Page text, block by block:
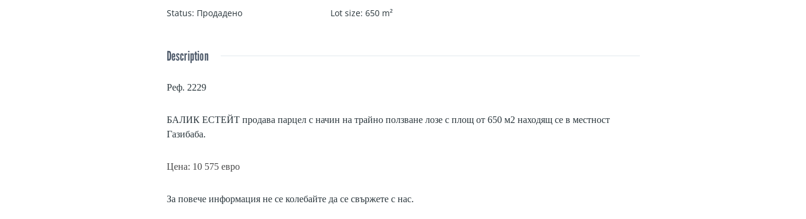
Status: Продаденo Lot size: 650 m²
Description
Реф. 2229
БАЛИК ЕСТЕЙТ продава парцел с начин на трайно ползване лозе с площ от 650 м2 находящ се в местност
Газибаба.
Цена: 10 575 евро
За повече информация не се колебайте да се свържете с нас.